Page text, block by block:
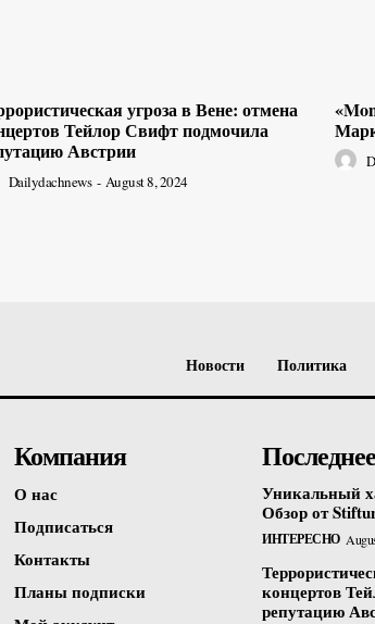
угроза в Вене: отмена
Тейлор Свифт подмочила
Австрии
Dailydachnews - August 8, 2024
Новости Политика
Компания
О нас
Подписаться
Контакты
Планы подписки
Последнее
Уникальный
Обзор от
ИНТЕРЕСНО
концертов
репутацию